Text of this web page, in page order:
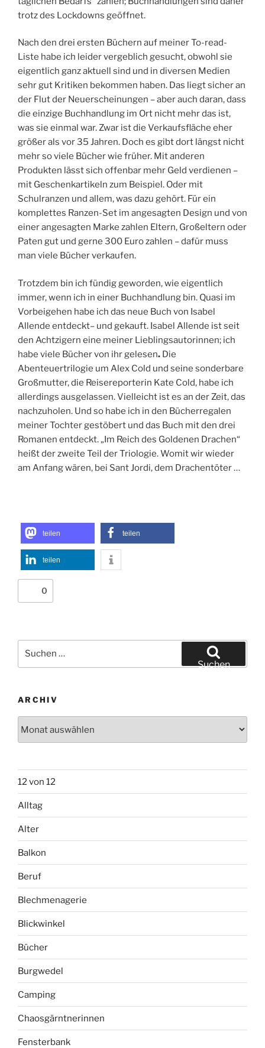
trotz des Lockdowns geöffnet.
Nach den drei ersten Büchern auf meiner To-read-
Liste habe ich leider vergeblich gesucht, obwohl sie
eigentlich ganz aktuell sind und in diversen Medien
sehr gut Kritiken bekommen haben. Das liegt sicher an
der Flut der Neuerscheinungen – aber auch daran, dass
die einzige Buchhandlung im Ort nicht mehr das ist,
was sie einmal war. Zwar ist die Verkaufsfläche eher
größer als vor 35 Jahren. Doch es gibt dort längst nicht
mehr so viele Bücher wie früher. Mit anderen
Produkten lässt sich offenbar mehr Geld verdienen –
mit Geschenkartikeln zum Beispiel. Oder mit
Schulranzen und allem, was dazu gehört. Für ein
komplettes Ranzen-Set im angesagten Design und von
einer angesagten Marke zahlen Eltern, Großeltern oder
Paten gut und gerne 300 Euro zahlen – dafür muss
man viele Bücher verkaufen.
Trotzdem bin ich fündig geworden, wie eigentlich
immer, wenn ich in einer Buchhandlung bin. Quasi im
Vorbeigehen habe ich das neue Buch von Isabel
Allende entdeckt– und gekauft. Isabel Allende ist seit
den Achtzigern eine meiner Lieblingsautorinnen; ich
habe viele Bücher von ihr gelesen. Die
Abenteuertrilogie um Alex Cold und seine sonderbare
Großmutter, die Reisereporterin Kate Cold, habe ich
allerdings ausgelassen. Vielleicht ist es an der Zeit, das
nachzuholen. Und so habe ich in den Bücherregalen
meiner Tochter gestöbert und das Buch mit den drei
Romanen entdeckt. „Im Reich des Goldenen Drachen“
heißt der zweite Teil der Triologie. Womit wir wieder
am Anfang wären, bei Sant Jordi, dem Drachentöter …
teilen teilen
teilen
0
nach:
Suchen
ARCHIV
12 von 12
Alltag
Alter
Balkon
Beruf
Blechmenagerie
Blickwinkel
Bücher
Burgwedel
Camping
Chaosgärntnerinnen
Fensterbank